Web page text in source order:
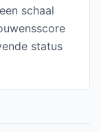
schaal
status